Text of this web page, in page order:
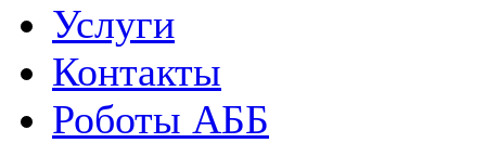
Услуги
Контакты
Роботы АББ